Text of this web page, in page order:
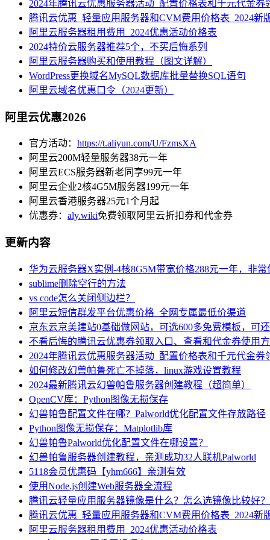
2024年腾讯云优惠服务器活动_配置价格表和千元代金券
腾讯云优惠_轻量应用服务器和CVM费用价格表_2024新
阿里云服务器租用费用_2024优惠活动价格表
2024特价云服务器推荐5个，不买后悔系列
阿里云服务器购买和使用教程（图文详解）
WordPress更换域名MySQL数据库批量替换SQL语句
阿里云域名优惠口令（2024更新）
阿里云优惠2026
官方活动： https://t.aliyun.com/U/FzmsXA
阿里云200M轻量服务器38元一年
阿里云ECS服务器新老同享99元一年
阿里云企业2核4G5M服务器199元一年
阿里云香港服务器25元1个月起
优惠券： aly.wiki免费领取阿里云折扣券和代金券
更新内容
华为云服务器X实例-4核8G5M带宽价格288元一年，非常
sublime删除空行的方法
vs code怎么关闭侧边栏？
阿里云短信群发平台优惠价格_全网专属最低价渠道
京东云京美建站0基础做网站，可选600多免费模板，可还
不看后悔的腾讯云优惠券领取入口、查看和代金券使用
2024年腾讯云优惠服务器活动_配置价格表和千元代金券
如何修改幻兽帕鲁死亡不掉落，linux游戏设置教程
2024最新腾讯云幻兽帕鲁服务器创建教程（超简单）
OpenCV库：Python图像无损保存
幻兽帕鲁配置文件在哪？Palworld优化配置文件存放路径
Python图像无损保存：Matplotlib库
幻兽帕鲁Palworld优化配置文件在哪设置？
幻兽帕鲁服务器创建教程，亲测成功32人联机Palworld
5118会员优惠码【yhm666】亲测有效
使用Node.js创建Web服务器全流程
腾讯云轻量应用服务器镜像是什么？怎么选镜像比较好？
腾讯云优惠_轻量应用服务器和CVM费用价格表_2024新
阿里云服务器租用费用_2024优惠活动价格表